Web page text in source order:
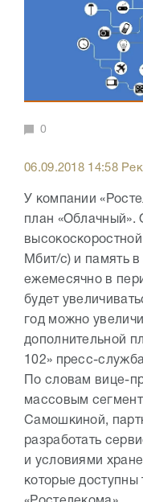
0
06.09.2018 14:58
У компании
план «Облачный».
Мбит/с) и память
ежемесячно в
будет
год можно
дополнительной
102» пресс-
По словам вице-
массовым
Самошкиной,
разработать
и условиями
которые доступны